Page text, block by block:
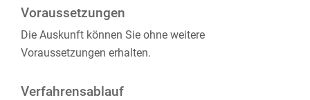
Voraussetzungen
Die Auskunft können Sie ohne weitere
Voraussetzungen erhalten.
Verfahrensablauf